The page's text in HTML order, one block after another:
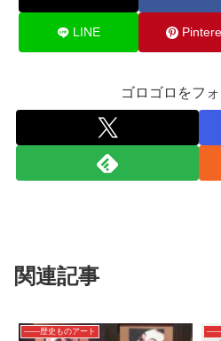
LINE
ゴロゴロをフ
関連記事
――歴史ものアート ――